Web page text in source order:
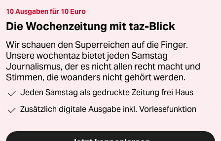
10 Ausgaben für 10 Euro
Die Wochenzeitung mit taz-Blick
Wir schauen den Superreichen auf die Finger.
Unsere wochentaz bietet jeden Samstag
Journalismus, der es nicht allen recht macht und
Stimmen, die woanders nicht gehört werden.
Jeden Samstag als gedruckte Zeitung frei Haus
Zusätzlich digitale Ausgabe inkl. Vorlesefunktion